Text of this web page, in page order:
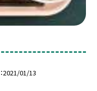
2021/01/13